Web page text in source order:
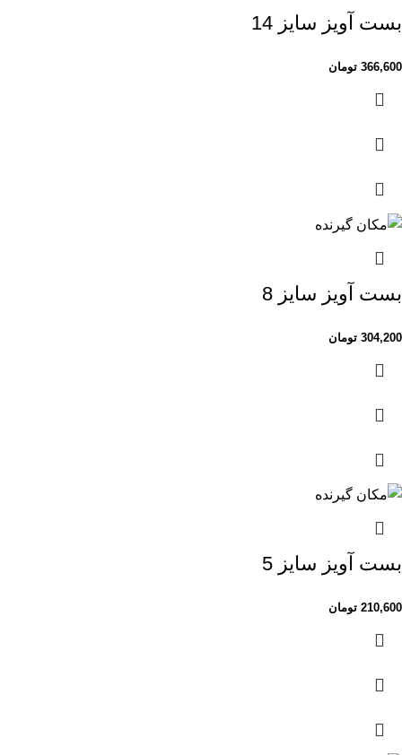
بست آویز سایز 14
366,600 تومان
بست آویز سایز 8
304,200 تومان
بست آویز سایز 5
210,600 تومان